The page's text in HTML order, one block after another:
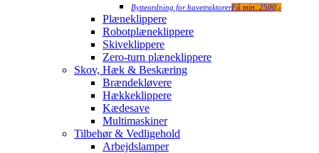
Bytteordning for havetraktorerFå min. 2500,-
Plæneklippere
Robotplæneklippere
Skiveklippere
Zero-turn plæneklippere
Skov, Hæk & Beskæring
Brændekløvere
Hækkeklippere
Kædesave
Multimaskiner
Tilbehør & Vedligehold
Arbejdslamper